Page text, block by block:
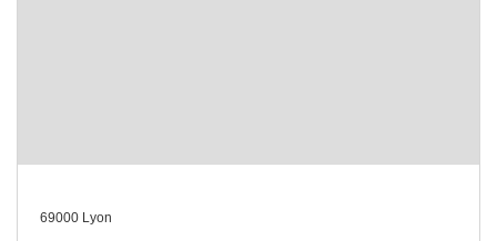
69000 Lyon